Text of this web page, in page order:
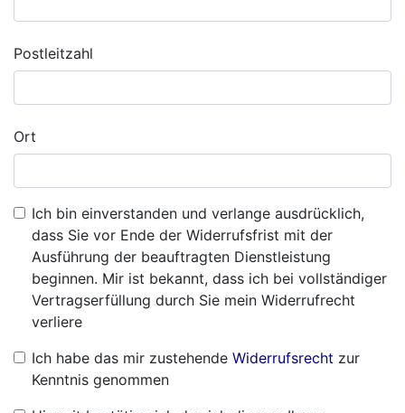
Postleitzahl
Ort
Ich bin einverstanden und verlange ausdrücklich,
dass Sie vor Ende der Widerrufsfrist mit der
Ausführung der beauftragten Dienstleistung
beginnen. Mir ist bekannt, dass ich bei vollständiger
Vertragserfüllung durch Sie mein Widerrufrecht
verliere
Ich habe das mir zustehende Widerrufsrecht zur
Kenntnis genommen